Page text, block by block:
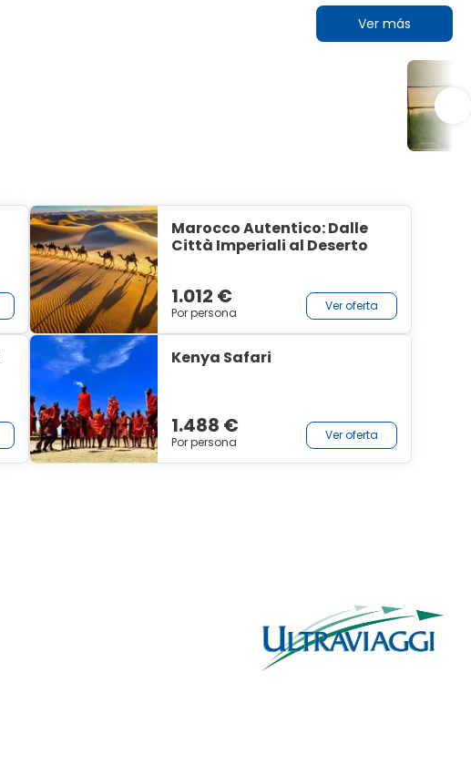
Ver más
Marocco Autentico: Dalle
Città Imperiali al Deserto
1.012 €
Por persona Ver oferta
Kenya Safari
1.488 €
Por persona Ver oferta